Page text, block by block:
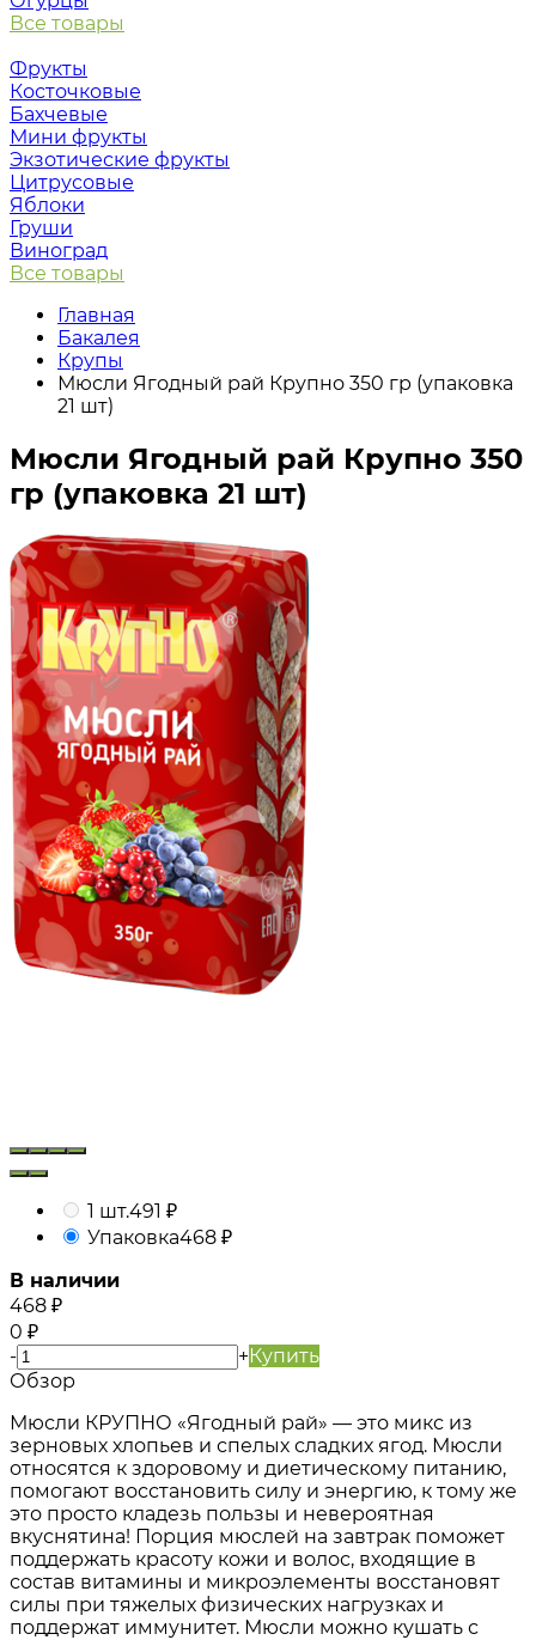
Все товары
Фрукты
Косточковые
Бахчевые
Мини фрукты
Экзотические фрукты
Цитрусовые
Яблоки
Груши
Виноград
Все товары
Главная
Бакалея
Крупы
Мюсли Ягодный рай Крупно 350 гр (упаковка
21 шт)
Мюсли Ягодный рай Крупно 350
гр (упаковка 21 шт)
1 шт.491 ₽
Упаковка468 ₽
В наличии
468 ₽
0 ₽
-
+Купить
Обзор
Мюсли КРУПНО «Ягодный рай» — это микс из
зерновых хлопьев и спелых сладких ягод. Мюсли
относятся к здоровому и диетическому питанию,
помогают восстановить силу и энергию, к тому же
это просто кладезь пользы и невероятная
вкуснятина! Порция мюслей на завтрак поможет
поддержать красоту кожи и волос, входящие в
состав витамины и микроэлементы восстановят
силы при тяжелых физических нагрузках и
поддержат иммунитет. Мюсли можно кушать с